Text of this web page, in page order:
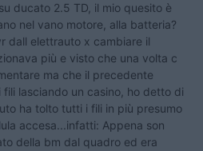
ducato 2.5 TD, il mio quesito è
nel vano motore, alla batteria?
dall elettrauto x cambiare il
più e visto che una volta c
ma che il precedente
lasciando un casino, ho detto di
ha tolto tutti i fili in più presumo
accesa...infatti: Appena son
della bm dal quadro ed era